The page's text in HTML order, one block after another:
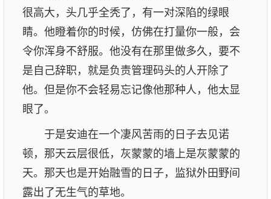
很高大，头几乎全秃了，有一对深陷的绿眼
睛。他瞪着你的时候，仿佛在打量你一般，会
令你浑身不舒服。他没有在那里做多久，要不
是自己辞职，就是负责管理码头的人开除了
他。但是你不会轻易忘记像他那种人，他太显
眼了。
于是安迪在一个凄风苦雨的日子去见诺
顿，那天云层很低，灰蒙蒙的墙上是灰蒙蒙的
天。那天也是开始融雪的日子，监狱外田野间
露出了无生气的草地。